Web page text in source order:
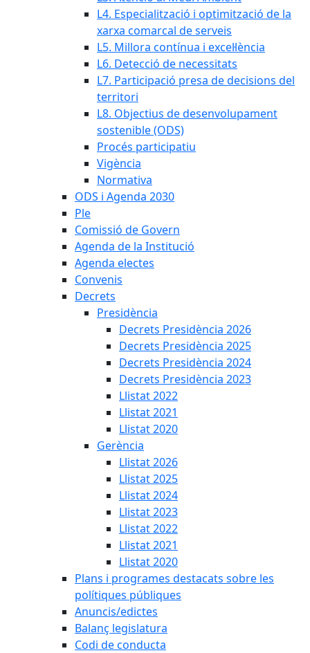
L4. Especialització i optimització de la
xarxa comarcal de serveis
L5. Millora contínua i excel·lència
L6. Detecció de necessitats
L7. Participació presa de decisions del
territori
L8. Objectius de desenvolupament
sostenible (ODS)
Procés participatiu
Vigència
Normativa
ODS i Agenda 2030
Ple
Comissió de Govern
Agenda de la Institució
Agenda electes
Convenis
Decrets
Presidència
Decrets Presidència 2026
Decrets Presidència 2025
Decrets Presidència 2024
Decrets Presidència 2023
Llistat 2022
Llistat 2021
Llistat 2020
Gerència
Llistat 2026
Llistat 2025
Llistat 2024
Llistat 2023
Llistat 2022
Llistat 2021
Llistat 2020
Plans i programes destacats sobre les
polítiques públiques
Anuncis/edictes
Balanç legislatura
Codi de conducta